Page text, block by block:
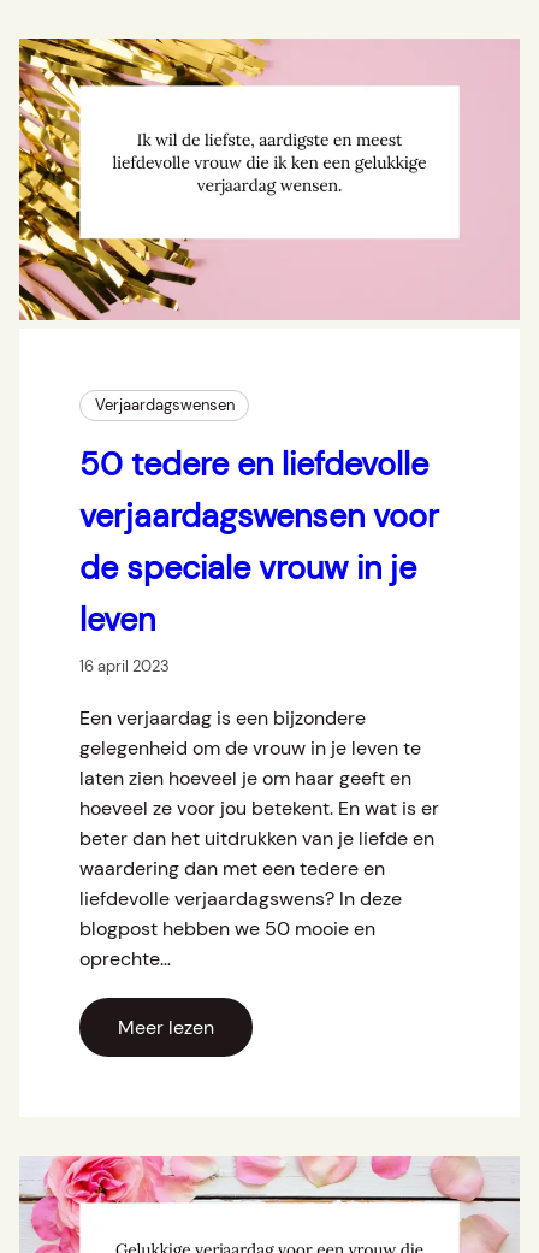
Verjaardagswensen
50 tedere en liefdevolle
verjaardagswensen voor
de speciale vrouw in je
leven
16 april 2023
Een verjaardag is een bijzondere
gelegenheid om de vrouw in je leven te
laten zien hoeveel je om haar geeft en
hoeveel ze voor jou betekent. En wat is er
beter dan het uitdrukken van je liefde en
waardering dan met een tedere en
liefdevolle verjaardagswens? In deze
blogpost hebben we 50 mooie en
oprechte…
Meer lezen